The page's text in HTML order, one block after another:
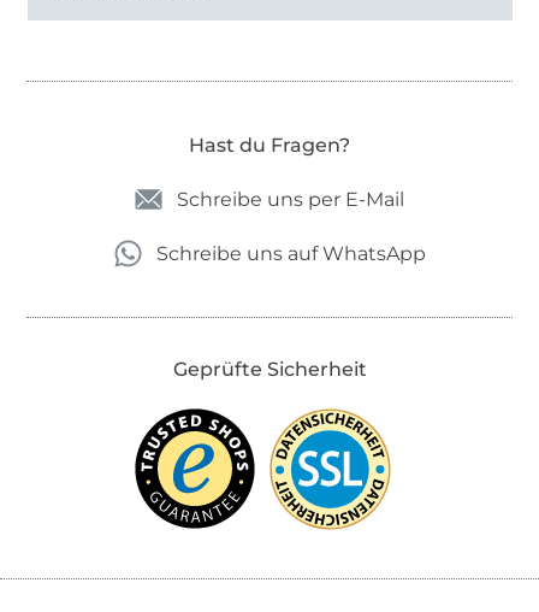
Hast du Fragen?
Schreibe uns per E-Mail
Schreibe uns auf WhatsApp
Geprüfte Sicherheit